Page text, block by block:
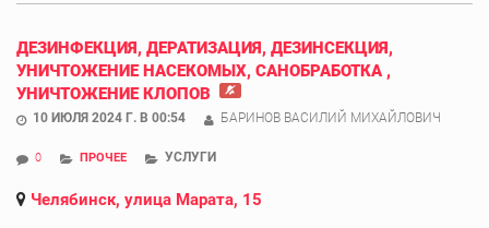
ДЕЗИНФЕКЦИЯ, ДЕРАТИЗАЦИЯ, ДЕЗИНСЕКЦИЯ,
УНИЧТОЖЕНИЕ НАСЕКОМЫХ, САНОБРАБОТКА ,
УНИЧТОЖЕНИЕ КЛОПОВ
10 ИЮЛЯ 2024 Г. В 00:54 БАРИНОВ ВАСИЛИЙ МИХАЙЛОВИЧ
0 ПРОЧЕЕ УСЛУГИ
Челябинск, улица Марата, 15